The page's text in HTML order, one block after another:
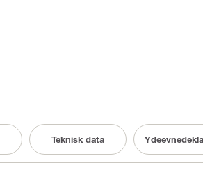
Teknisk data